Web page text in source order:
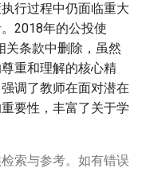
行过程中仍面临重大
2018年的公投使
关条款中删除，虽然
重和理解的核心精
调了教师在面对潜在
要性，丰富了关于学
索与参考。如有错误